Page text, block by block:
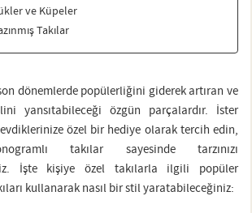
ve Küpeler
Takılar
dönemlerde popülerliğini giderek artıran ve
yansıtabileceği özgün parçalardır. İster
özel bir hediye olarak tercih edin,
takılar sayesinde tarzınızı
İşte kişiye özel takılarla ilgili popüler
kullanarak nasıl bir stil yaratabileceğiniz: